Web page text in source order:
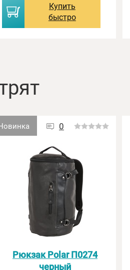
Купить
быстро
0
Рюкзак Polar П0274
черный